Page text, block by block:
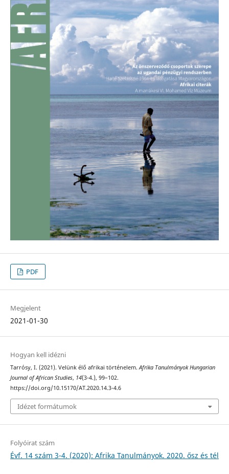
PDF
Megjelent
2021-01-30
Hogyan kell idézni
Tarrósy, I. (2021). Velünk élő afrikai történelem.Afrika Tanulmányok Hungarian
Journal of African Studies, 14(3-4.), 99–102.
https://doi.org/10.15170/AT.2020.14.3-4.6
Idézet formátumok
Folyóirat szám
Évf. 14 szám 3-4. (2020): Afrika Tanulmányok. 2020. ősz és tél